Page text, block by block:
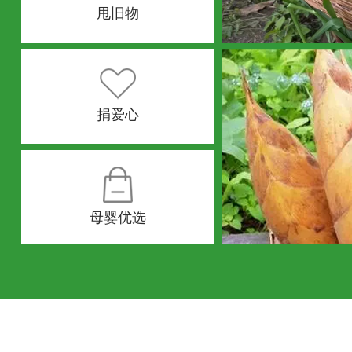
甩旧物
捐爱心
母婴优选